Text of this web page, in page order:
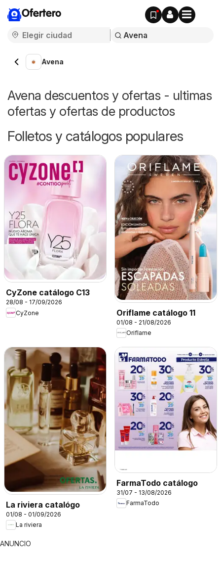
Ofertero
Avena
Avena descuentos y ofertas - ultimas
ofertas y ofertas de productos
Folletos y catálogos populares
CyZone catálogo C13
28/08 - 17/09/2026
CyZone
Oriflame catálogo 11
01/08 - 21/08/2026
Oriflame
La riviera catalógo
01/08 - 01/09/2026
La riviera
FarmaTodo catálogo
31/07 - 13/08/2026
FarmaTodo
ANUNCIO